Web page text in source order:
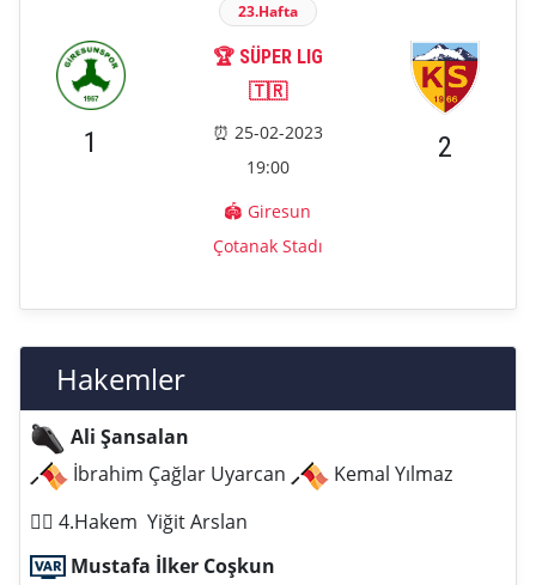
1
23.Hafta
🏆 SÜPER LIG
🇹🇷
⏰ 25-02-2023
19:00
🏟️ Giresun
Çotanak Stadı
2
Hakemler
Ali Şansalan
İbrahim Çağlar Uyarcan
Kemal Yılmaz
️👨‍⚖️‍‍ 4.Hakem Yiğit Arslan
Mustafa İlker Coşkun